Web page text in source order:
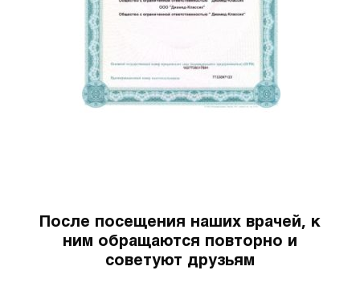
После посещения наших врачей, к
ним обращаются повторно и
советуют друзьям